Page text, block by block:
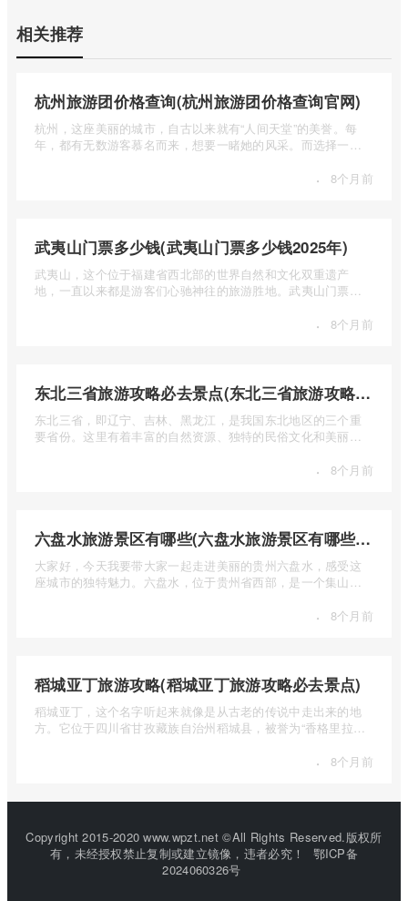
相关推荐
杭州旅游团价格查询(杭州旅游团价格查询官网)
杭州，这座美丽的城市，自古以来就有“人间天堂”的美誉。每
年，都有无数游客慕名而来，想要一睹她的风采。而选择一个
· 8个月前
武夷山门票多少钱(武夷山门票多少钱2025年)
武夷山，这个位于福建省西北部的世界自然和文化双重遗产
地，一直以来都是游客们心驰神往的旅游胜地。武夷山门票多
· 8个月前
东北三省旅游攻略必去景点(东北三省旅游攻略必去景点视频介绍)
东北三省，即辽宁、吉林、黑龙江，是我国东北地区的三个重
要省份。这里有着丰富的自然资源、独特的民俗文化和美丽的
· 8个月前
六盘水旅游景区有哪些(六盘水旅游景区有哪些景点值得去)
大家好，今天我要带大家一起走进美丽的贵州六盘水，感受这
座城市的独特魅力。六盘水，位于贵州省西部，是一个集山水
· 8个月前
稻城亚丁旅游攻略(稻城亚丁旅游攻略必去景点)
稻城亚丁，这个名字听起来就像是从古老的传说中走出来的地
方。它位于四川省甘孜藏族自治州稻城县，被誉为“香格里拉的
· 8个月前
Copyright 2015-2020 www.wpzt.net ©All Rights Reserved.版权所
有，未经授权禁止复制或建立镜像，违者必究！
鄂ICP备
2024060326号